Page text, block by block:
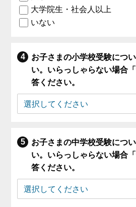
大学院生・社会人以上
いない
お子さまの小学校受験につ
い。いらっしゃらない場合
答ください。
お子さまの中学校受験につ
い。いらっしゃらない場合
答ください。